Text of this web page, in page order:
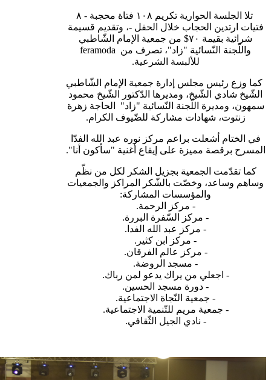
تلا الجلسة الحوارية تكريم ١٠٨ فتاة محجبة - ٨
فتيات ارتدين الحجاب خلال الحفل -، وتقديم قسيمة
شرائية بقيمة ٧٠$ من جمعية الإمام الشّاطبي
واللّجنة النّسائية "زاد"، تصرف من feramoda
للألبسة الشرعية.
كما وزع رئيس مجلس إدارة جمعية الإمام الشّاطبي
الشّيخ شادي الشّيخ، ومديرها الدّكتور الشّيخ محمود
سمهون، ومديرة اللّجنة النّسائية "زاد" الحاجة زهرة
زنتوت، شهادات مشاركة للضّيوف الكرام.
في الختام أشعلت براعم مركز نوره عبد الله الفدّا
المسرح برقصة مميزة على إيقاع أغنية "سأكون أنا".
كما تقدّمت الجمعية بجزيل الشكر لكل من نظّم
وساهم وساعد، وخصّت بالشّكر المراكز والجمعيات
والمؤسسات المشاركة:
- مركز الرحمة.
- مركز السّفرة البررة.
- مركز عبد الله الفدا.
- مركز ابن كثير.
- مركز عالم الفرقان.
- مسجد الروضة.
- اجعلي من يراك يدعو لمن رباك.
- دورة مسجد الحسين.
- جمعية النّجاة الاجتماعية.
- جمعية مريم للتّنمية الاجتماعية.
- نادي الجيل الثّقافي.